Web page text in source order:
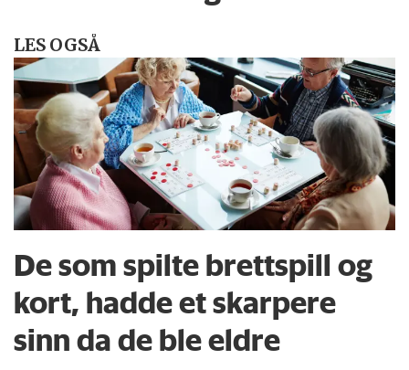
LES OGSÅ
De som spilte brettspill og
kort, hadde et skarpere
sinn da de ble eldre